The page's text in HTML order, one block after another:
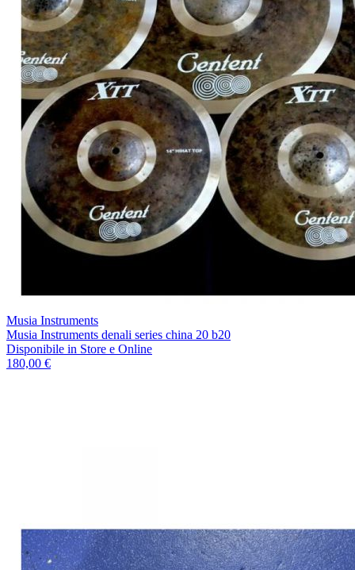
Musia Instruments
Musia Instruments denali series china 20 b20
Disponibile in Store e Online
180,00 €